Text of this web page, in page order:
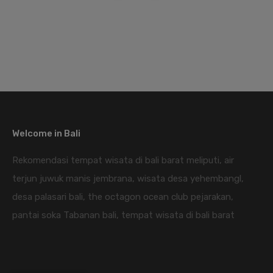
Welcome in Bali
Rekomendasi tempat wisata di bali barat meliputi, air
terjun juwuk manis jembrana, wisata desa yehembangl,
desa palasari bali, the octagon ocean club pejarakan,
pantai soka Tabanan bali, tempat wisata di bali barat